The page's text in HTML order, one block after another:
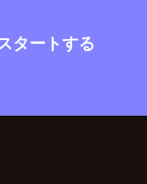
タートする